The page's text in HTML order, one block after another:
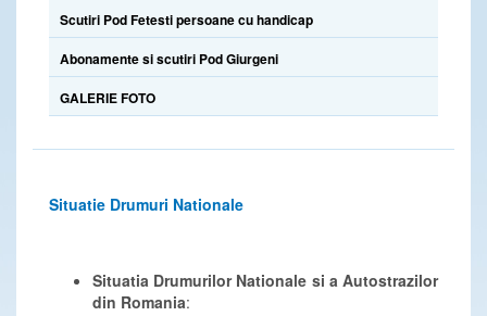
Scutiri Pod Fetesti persoane cu handicap
Abonamente si scutiri Pod Giurgeni
GALERIE FOTO
Situatie Drumuri Nationale
Situatia Drumurilor Nationale si a Autostrazilor
din Romania: